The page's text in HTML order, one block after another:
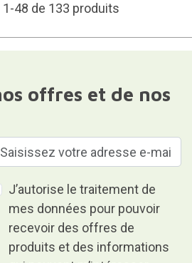
48 de 133 produits
offres et de nos
J’autorise le traitement de
mes données pour pouvoir
recevoir des offres de
produits et des informations